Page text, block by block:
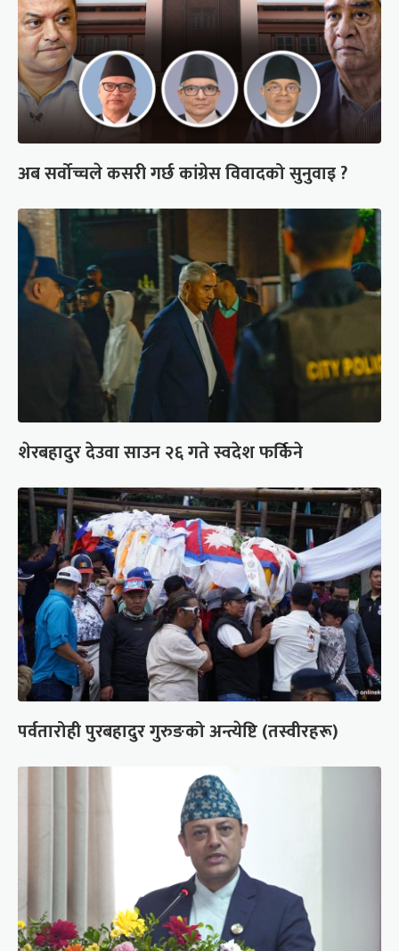
अब सर्वोच्चले कसरी गर्छ कांग्रेस विवादको सुनुवाइ ?
शेरबहादुर देउवा साउन २६ गते स्वदेश फर्किने
पर्वतारोही पुरबहादुर गुरुङको अन्त्येष्टि (तस्वीरहरू)